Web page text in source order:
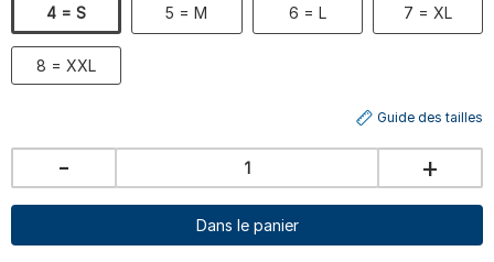
4 = S 5 = M 6 = L 7 = XL
8 = XXL
Guide des tailles
- +
Dans le panier